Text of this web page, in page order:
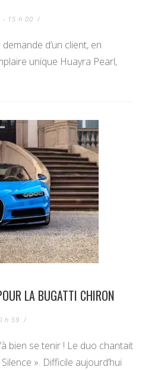
- 15 h 00 /
d’un client, en
unique Huayra Pearl,
LA BUGATTI CHIRON
h 59 /
bien se tenir ! Le duo chantait
». Difficile aujourd’hui